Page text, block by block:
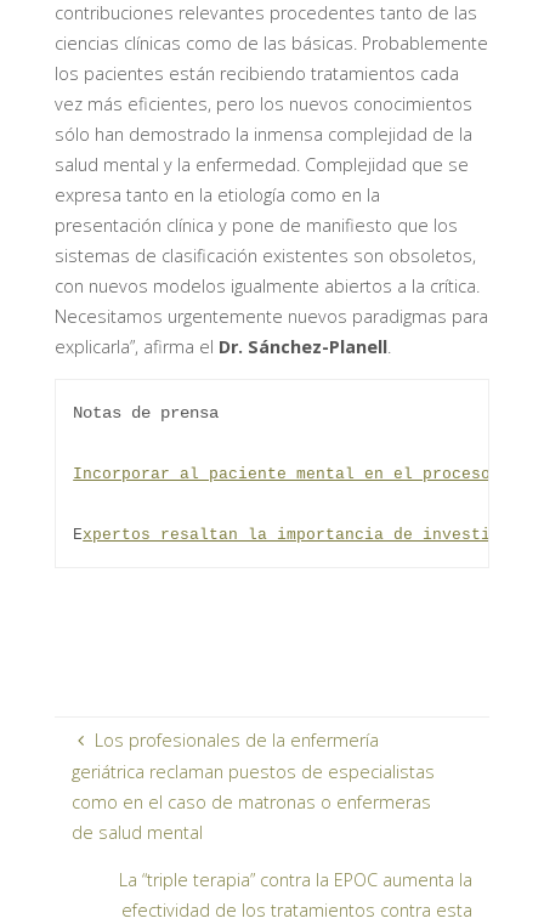
contribuciones relevantes procedentes tanto de las
ciencias clínicas como de las básicas. Probablemente
los pacientes están recibiendo tratamientos cada
vez más eficientes, pero los nuevos conocimientos
sólo han demostrado la inmensa complejidad de la
salud mental y la enfermedad. Complejidad que se
expresa tanto en la etiología como en la
presentación clínica y pone de manifiesto que los
sistemas de clasificación existentes son obsoletos,
con nuevos modelos igualmente abiertos a la crítica.
Necesitamos urgentemente nuevos paradigmas para
explicarla”, afirma el Dr. Sánchez-Planell.
Notas de prensa
Incorporar al paciente mental en el proceso
Expertos resaltan la importancia de investigar
Los profesionales de la enfermería
geriátrica reclaman puestos de especialistas
como en el caso de matronas o enfermeras
de salud mental
La “triple terapia” contra la EPOC aumenta la
efectividad de los tratamientos contra esta